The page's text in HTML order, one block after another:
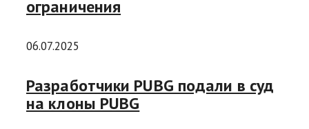
ограничения
06.07.2025
Разработчики PUBG подали в суд
на клоны PUBG